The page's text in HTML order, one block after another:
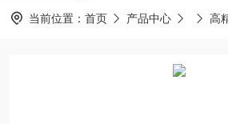
当前位置： 首页 产品中心 高